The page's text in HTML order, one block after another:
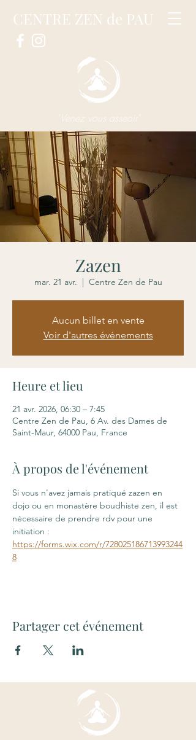
CENTRE ZEN de PAU
"Venez vous asseoir"
Zazen
mar. 21 avr.
  |
Centre Zen de Pau
Aucun billet en vente
Voir d'autres événements
Heure et lieu
21 avr. 2026, 06:30 – 7:45
Centre Zen de Pau, 6 Av. des Dames de
Saint-Maur, 64000 Pau, France
À propos de l'événement
Si vous n'avez jamais pratiqué zazen en
dojo ou en monastère boudhiste zen, il est
nécessaire de prendre rdv pour une
initiation :
https://forms.wix.com/r/728025186713993244
8
Partager cet événement